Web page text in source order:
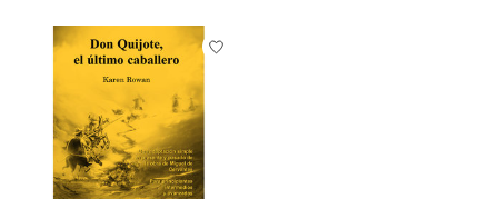
Items van productcarrousel